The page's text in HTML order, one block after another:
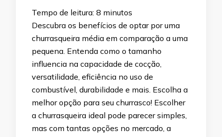
Tempo de leitura: 8 minutos
Descubra os benefícios de optar por uma
churrasqueira média em comparação a uma
pequena. Entenda como o tamanho
influencia na capacidade de cocção,
versatilidade, eficiência no uso de
combustível, durabilidade e mais. Escolha a
melhor opção para seu churrasco! Escolher
a churrasqueira ideal pode parecer simples,
mas com tantas opções no mercado, a